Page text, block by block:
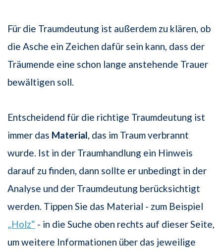
Für die Traumdeutung ist außerdem zu klären, ob
die Asche ein Zeichen dafür sein kann, dass der
Träumende eine schon lange anstehende Trauer
bewältigen soll.
Entscheidend für die richtige Traumdeutung ist
immer das Material, das im Traum verbrannt
wurde. Ist in der Traumhandlung ein Hinweis
darauf zu finden, dann sollte er unbedingt in der
Analyse und der Traumdeutung berücksichtigt
werden. Tippen Sie das Material - zum Beispiel
„Holz“ - in die Suche oben rechts auf dieser Seite,
um weitere Informationen über das jeweilige